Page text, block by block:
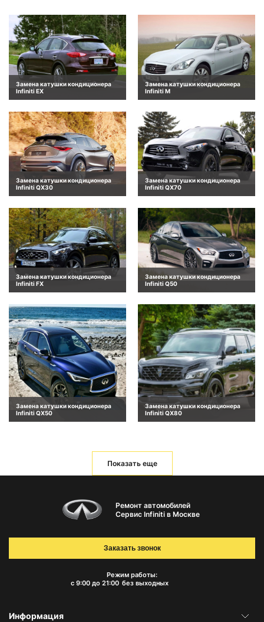
Замена катушки кондиционера
Infiniti EX
Замена катушки кондиционера
Infiniti M
Замена катушки кондиционера
Infiniti QX30
Замена катушки кондиционера
Infiniti QX70
Замена катушки кондиционера
Infiniti FX
Замена катушки кондиционера
Infiniti Q50
Замена катушки кондиционера
Infiniti QX50
Замена катушки кондиционера
Infiniti QX80
Показать еще
Ремонт автомобилей
Сервис Infiniti в Москве
Режим работы:
с 9:00 до 21:00 без выходных
Заказать звонок
Информация